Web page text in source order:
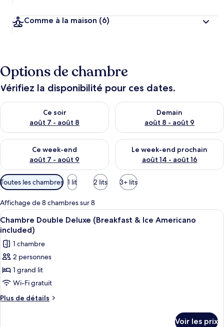
Comme à la maison (6)
Options de chambre
Vérifiez la disponibilité pour ces dates.
Ce soir
août 7 - août 8
Vérifier la disponibilité pour ce soir août 7 - août 8
Demain
août 8 - août 9
Vérifier la disponibilité pour
Ce week-end
août 7 - août 9
Vérifier la disponibilité pour ce week-end août 7 - août 9
Le week-end prochain
août 14 - août 16
Vérifier la disponibilité pour
Filtres
disponibles
pour
les
chambres
Toutes les chambres 1 lit 2 lits 3+ lits
Affichage de 8 chambres sur 8
Afficher
toutes
les
photos
pour
ce
type
de
Chambre Double Deluxe (Breakfast
38
Chambre Double Deluxe (Breakfast & Ice Americano
included)
1 chambre
2 personnes
1 grand lit
Wi-Fi gratuit
Plus de détails
Plus
Voir les prix